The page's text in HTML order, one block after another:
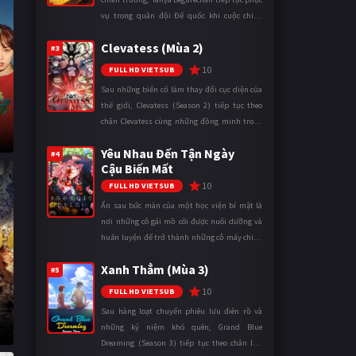
vụ trong quân đội Đế quốc khi cuộc chiến
mặt trận. Dù sở hữu tài năn ...
#3 Clevatess (Mùa 2)
FULL HD VIETSUB 10
Sau những biến cố làm thay đổi cục diện của
thế giới, Clevatess (Season 2) tiếp tục theo
chân Clevatess cùng những đồng minh trong
loại đến bờ vực diệ ...
#4
Yêu Nhau Đến Tận Ngày
Cậu Biến Mất
FULL HD VIETSUB 10
Ẩn sau bức màn của một học viện bí mật là
nơi những cô gái mồ côi được nuôi dưỡng và
huấn luyện để trở thành những cỗ máy chiến
được xem là điều hiển nh ...
#5 Xanh Thẳm (Mùa 3)
FULL HD VIETSUB 10
Sau hàng loạt chuyến phiêu lưu điên rồ và
những kỷ niệm khó quên, Grand Blue
Dreaming (Season 3) tiếp tục theo chân Iori